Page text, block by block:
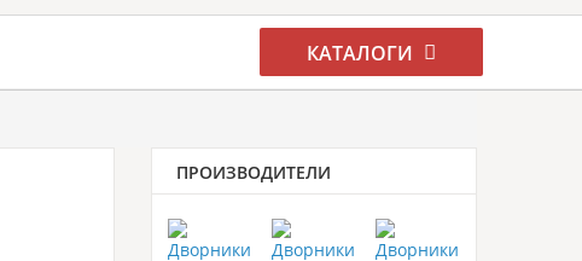
КАТАЛОГИ
ПРОИЗВОДИТЕЛИ